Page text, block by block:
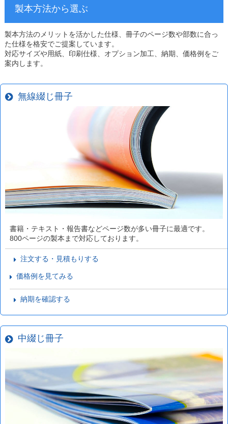
製本方法から選ぶ
製本方法のメリットを活かした仕様、冊子のページ数や部数に合っ
た仕様を格安でご提案しています。
対応サイズや用紙、印刷仕様、オプション加工、納期、価格例をご
案内します。
無線綴じ冊子
書籍・テキスト・報告書などページ数が多い冊子に最適です。
800ページの製本まで対応しております。
注文する・見積もりする
価格例を見てみる
納期を確認する
中綴じ冊子